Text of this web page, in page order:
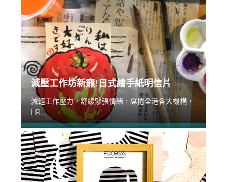
減壓工作坊新寵!日式繪手紙明信片
減輕工作壓力，舒緩緊張情緒，席捲全港各大機構，
HR...